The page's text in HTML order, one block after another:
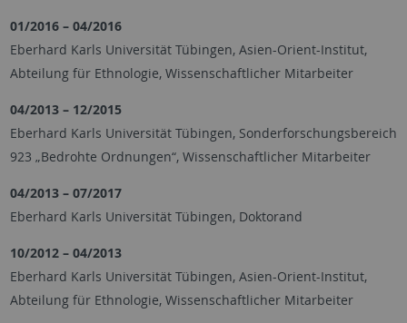
01/2016 – 04/2016
Eberhard Karls Universität Tübingen, Asien-Orient-Institut,
Abteilung für Ethnologie, Wissenschaftlicher Mitarbeiter
04/2013 – 12/2015
Eberhard Karls Universität Tübingen, Sonderforschungsbereich
923 „Bedrohte Ordnungen“, Wissenschaftlicher Mitarbeiter
04/2013 – 07/2017
Eberhard Karls Universität Tübingen, Doktorand
10/2012 – 04/2013
Eberhard Karls Universität Tübingen, Asien-Orient-Institut,
Abteilung für Ethnologie, Wissenschaftlicher Mitarbeiter